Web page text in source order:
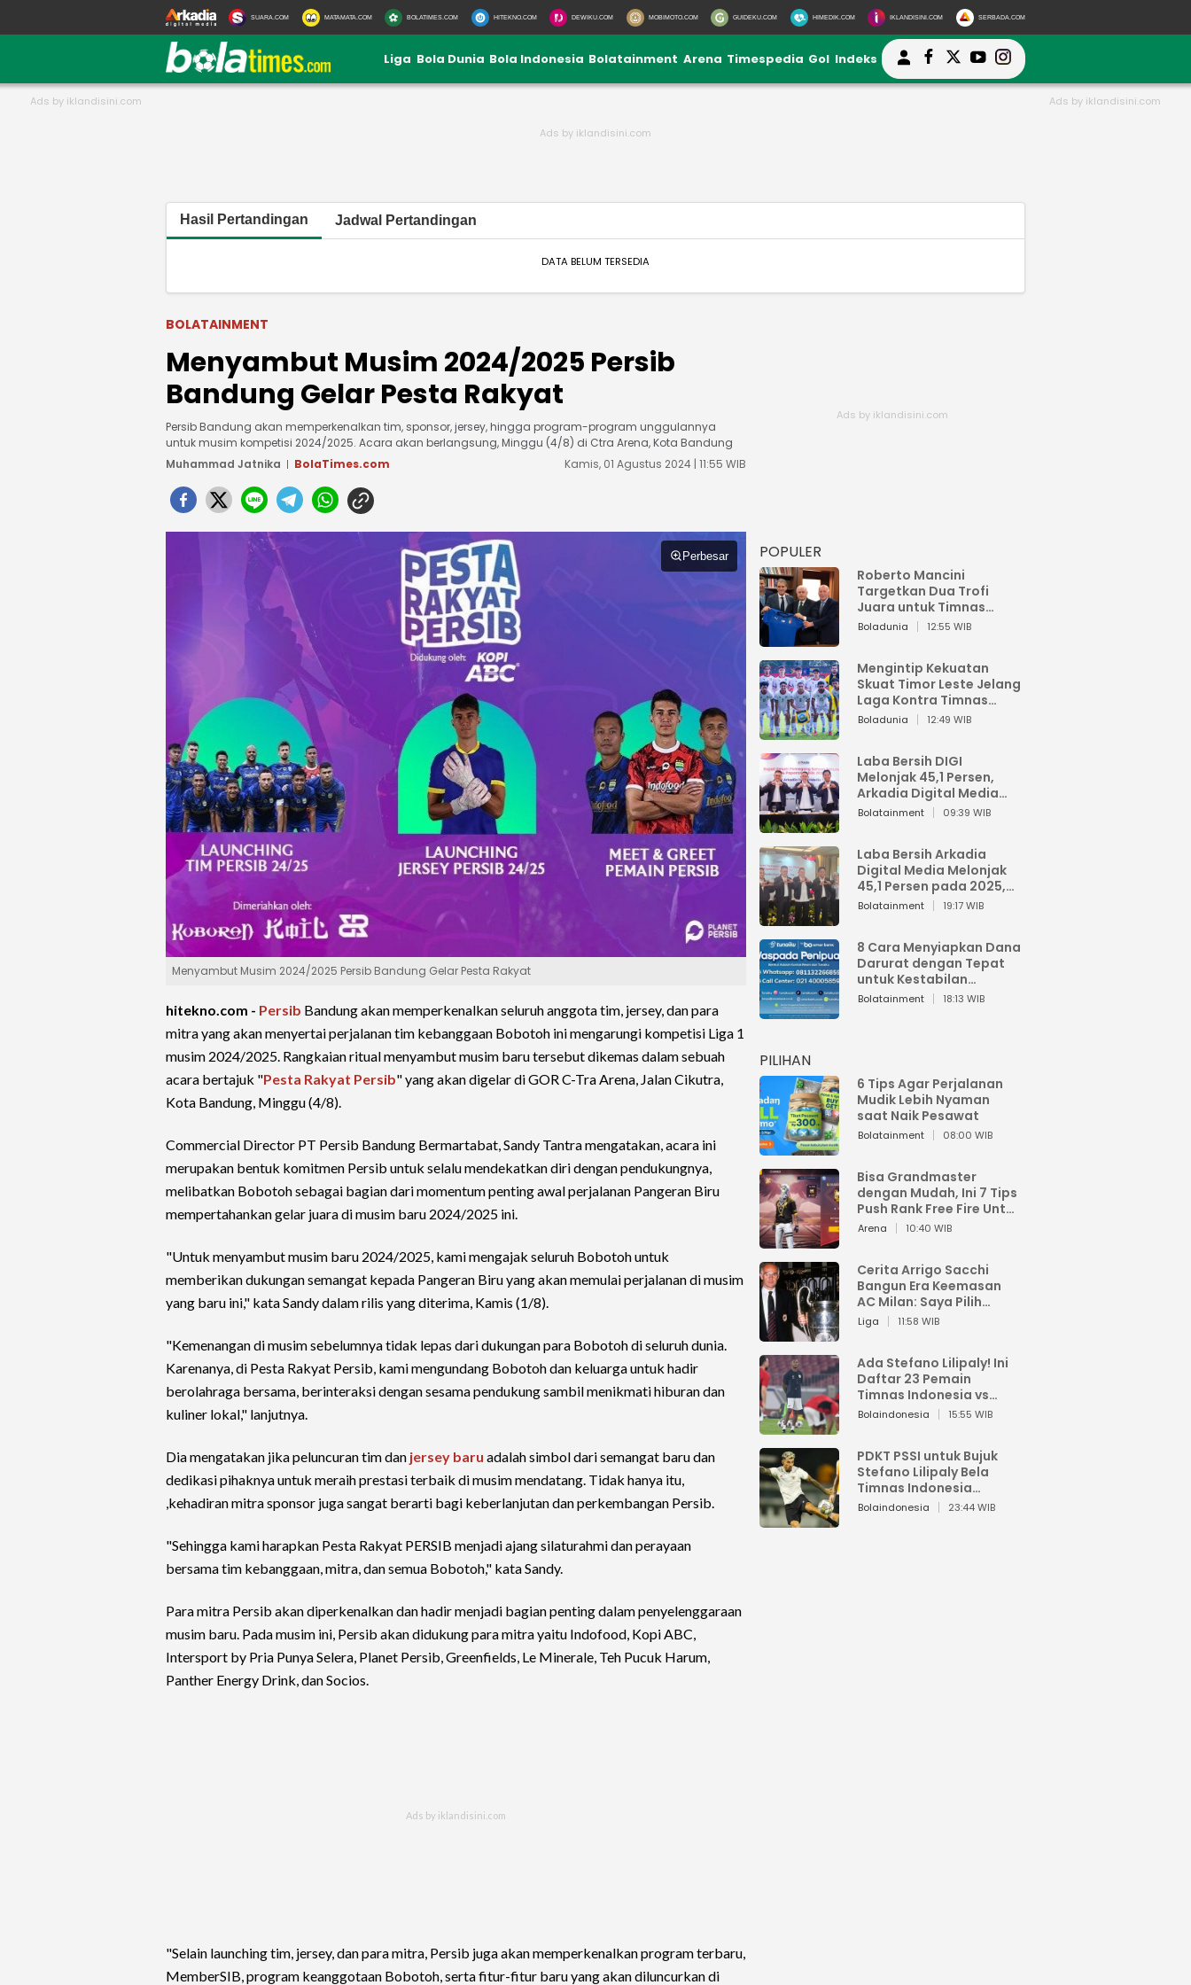
SUARA.COM MATAMATA.COM BOLATIMES.COM HITEKNO.COM DEWIKU.COM MOBIMOTO.COM GUIDEKU.COM HIMEDIK.COM IKLANDISINI.COM SERBADA.COM
Liga Bola Dunia Bola Indonesia Bolatainment Arena Timespedia Gol Indeks
Hasil Pertandingan Jadwal Pertandingan
DATA BELUM TERSEDIA
BOLATAINMENT
Menyambut Musim 2024/2025 Persib
Bandung Gelar Pesta Rakyat
Persib Bandung akan memperkenalkan tim, sponsor, jersey, hingga program-program unggulannya
untuk musim kompetisi 2024/2025. Acara akan berlangsung, Minggu (4/8) di Ctra Arena, Kota Bandung
Muhammad Jatnika
BolaTimes.com Kamis, 01 Agustus 2024 | 11:55 WIB
Perbesar
Menyambut Musim 2024/2025 Persib Bandung Gelar Pesta Rakyat
hitekno.com - Persib Bandung akan memperkenalkan seluruh anggota tim, jersey, dan para
mitra yang akan menyertai perjalanan tim kebanggaan Bobotoh ini mengarungi kompetisi Liga 1
musim 2024/2025. Rangkaian ritual menyambut musim baru tersebut dikemas dalam sebuah
acara bertajuk "Pesta Rakyat Persib" yang akan digelar di GOR C-Tra Arena, Jalan Cikutra,
Kota Bandung, Minggu (4/8).
Commercial Director PT Persib Bandung Bermartabat, Sandy Tantra mengatakan, acara ini
merupakan bentuk komitmen Persib untuk selalu mendekatkan diri dengan pendukungnya,
melibatkan Bobotoh sebagai bagian dari momentum penting awal perjalanan Pangeran Biru
mempertahankan gelar juara di musim baru 2024/2025 ini.
"Untuk menyambut musim baru 2024/2025, kami mengajak seluruh Bobotoh untuk
memberikan dukungan semangat kepada Pangeran Biru yang akan memulai perjalanan di musim
yang baru ini," kata Sandy dalam rilis yang diterima, Kamis (1/8).
"Kemenangan di musim sebelumnya tidak lepas dari dukungan para Bobotoh di seluruh dunia.
Karenanya, di Pesta Rakyat Persib, kami mengundang Bobotoh dan keluarga untuk hadir
berolahraga bersama, berinteraksi dengan sesama pendukung sambil menikmati hiburan dan
kuliner lokal," lanjutnya.
Dia mengatakan jika peluncuran tim dan jersey baru adalah simbol dari semangat baru dan
dedikasi pihaknya untuk meraih prestasi terbaik di musim mendatang. Tidak hanya itu,
,kehadiran mitra sponsor juga sangat berarti bagi keberlanjutan dan perkembangan Persib.
"Sehingga kami harapkan Pesta Rakyat PERSIB menjadi ajang silaturahmi dan perayaan
bersama tim kebanggaan, mitra, dan semua Bobotoh," kata Sandy.
Para mitra Persib akan diperkenalkan dan hadir menjadi bagian penting dalam penyelenggaraan
musim baru. Pada musim ini, Persib akan didukung para mitra yaitu Indofood, Kopi ABC,
Intersport by Pria Punya Selera, Planet Persib, Greenfields, Le Minerale, Teh Pucuk Harum,
Panther Energy Drink, dan Socios.
"Selain launching tim, jersey, dan para mitra, Persib juga akan memperkenalkan program terbaru,
MemberSIB, program keanggotaan Bobotoh, serta fitur-fitur baru yang akan diluncurkan di
POPULER
Roberto Mancini
Targetkan Dua Trofi
Juara untuk Timnas
Italia
Boladunia 12:55 WIB
Mengintip Kekuatan
Skuat Timor Leste Jelang
Laga Kontra Timnas
Indonesia di Piala AFF
Boladunia 12:49 WIB
Laba Bersih DIGI
Melonjak 45,1 Persen,
Arkadia Digital Media
Perkuat Bisnis AI dan
Bolatainment 09:39 WIB
Laba Bersih Arkadia
Digital Media Melonjak
45,1 Persen pada 2025,
Sentuh Rp1,76 Miliar
Bolatainment 19:17 WIB
8 Cara Menyiapkan Dana
Darurat dengan Tepat
untuk Kestabilan
Keuangan
Bolatainment 18:13 WIB
PILIHAN
6 Tips Agar Perjalanan
Mudik Lebih Nyaman
saat Naik Pesawat
Bolatainment 08:00 WIB
Bisa Grandmaster
dengan Mudah, Ini 7 Tips
Push Rank Free Fire Untuk
Pemula
Arena 10:40 WIB
Cerita Arrigo Sacchi
Bangun Era Keemasan
AC Milan: Saya Pilih
Pemain dari Isi Otaknya
Liga 11:58 WIB
Ada Stefano Lilipaly! Ini
Daftar 23 Pemain
Timnas Indonesia vs
China
Bolaindonesia 15:55 WIB
PDKT PSSI untuk Bujuk
Stefano Lilipaly Bela
Timnas Indonesia
Berakhir Berantakan
Bolaindonesia 23:44 WIB